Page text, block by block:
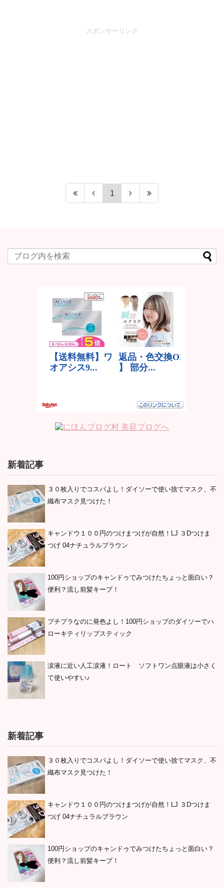
スポンサーリンク
1
新着記事
３０枚入りでコスパよし！ダイソーで使い捨てマスク、不
織布マスク見つけた！
キャンドウ１００円のつけまつげが自然！LJ ３Dつけま
つげ 04ナチュラルブラウン
100円ショップのキャンドゥでみつけたちょっと面白い？
便利？流し前髪キープ！
プチプラなのに発色よし！100円ショップのダイソーでハ
ローキティリップスティック
涙液に近い人工涙液！ロート ソフトワン点眼液は小さく
て使いやすい♪
新着記事
３０枚入りでコスパよし！ダイソーで使い捨てマスク、不
織布マスク見つけた！
キャンドウ１００円のつけまつげが自然！LJ ３Dつけま
つげ 04ナチュラルブラウン
100円ショップのキャンドゥでみつけたちょっと面白い？
便利？流し前髪キープ！